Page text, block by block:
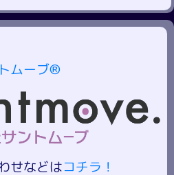
ムーブ®
せなどはコチラ！